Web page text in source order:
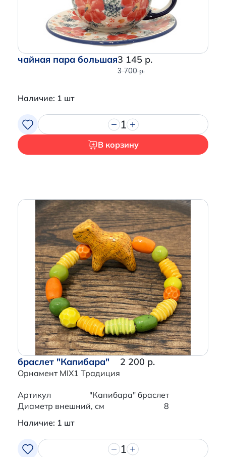
чайная пара большая3 145 р.
3 700 р.
Наличие: 1 шт
1
В корзину
браслет "Капибара"
Орнамент MIX1 Традиция
2 200 р.
Артикул
"Капибара" браслет
Диаметр внешний, см
8
Наличие: 1 шт
1